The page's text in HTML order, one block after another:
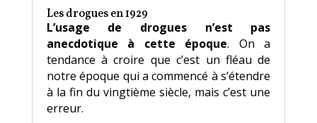
Les drogues en 1929
L’usage de drogues n’est pas
anecdotique à cette époque. On a
tendance à croire que c’est un fléau de
notre époque qui a commencé à s’étendre
à la fin du vingtième siècle, mais c’est une
erreur.